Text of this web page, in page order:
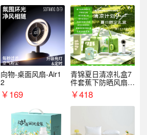
向物-桌面风扇-Air1
2
￥169
青锦夏日清凉礼盒7
件套蕉下防晒风扇员
工福利端午伴手礼企
业定制
￥418